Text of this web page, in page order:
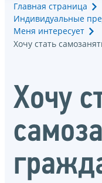
Главная страница
Индивидуальные
Меня интересует
Хочу стать
Хочу